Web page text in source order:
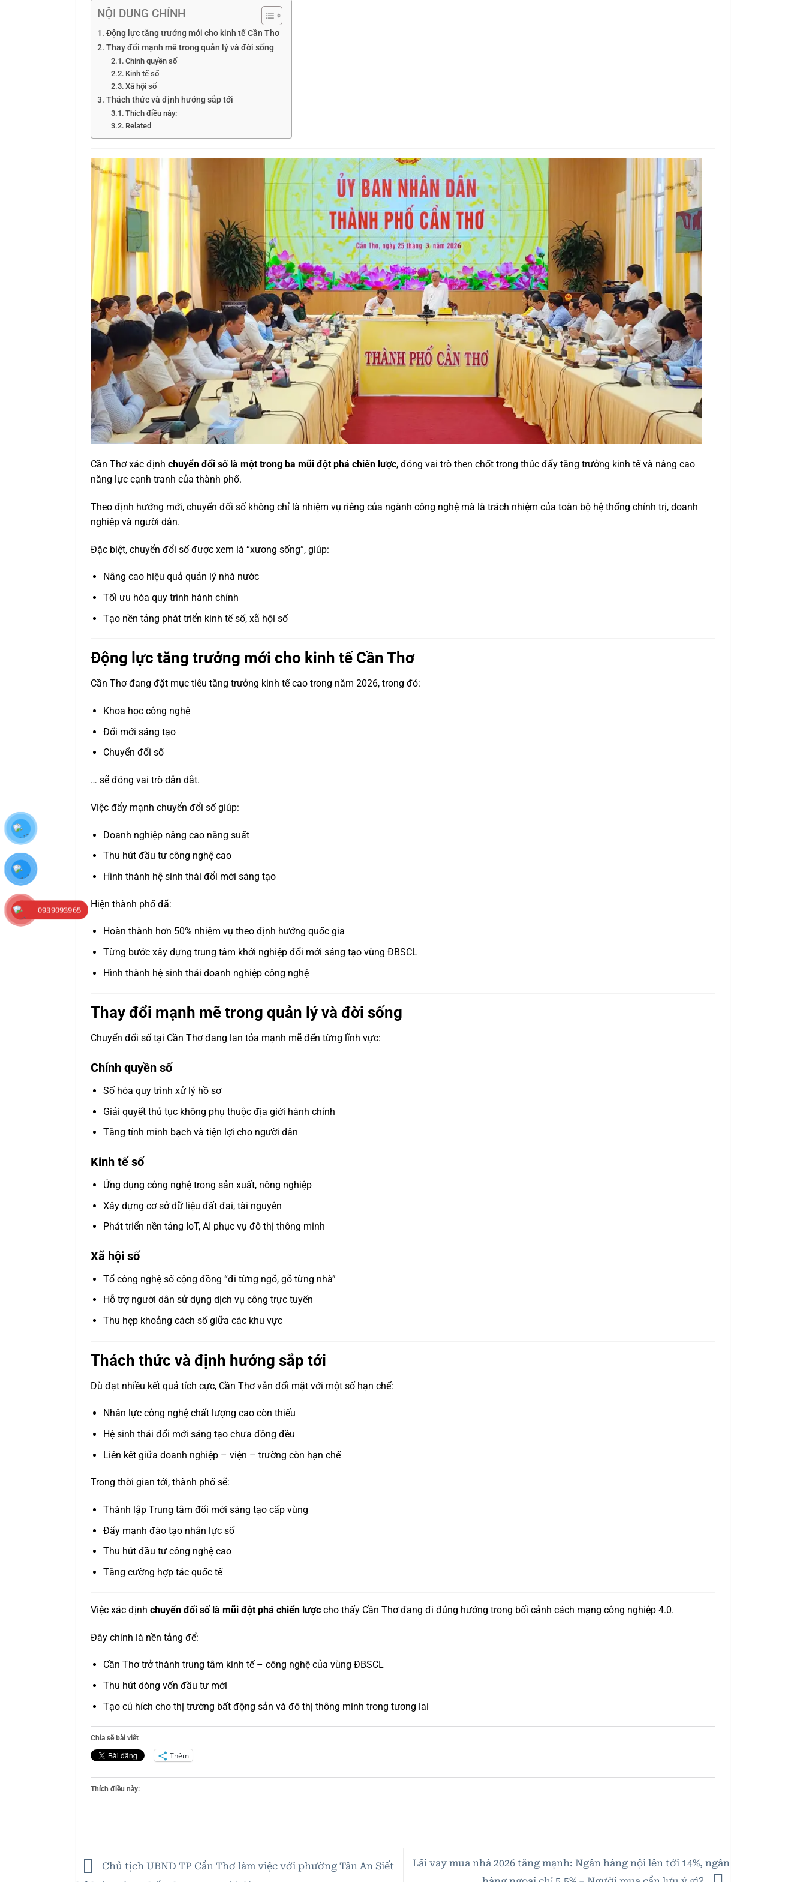
NỘI DUNG CHÍNH
Động lực tăng trưởng mới cho kinh tế Cần Thơ
Thay đổi mạnh mẽ trong quản lý và đời sống
Chính quyền số
Kinh tế số
Xã hội số
Thách thức và định hướng sắp tới
Thích điều này:
Related
Cần Thơ xác định chuyển đổi số là một trong ba mũi đột phá chiến lược, đóng vai trò then chốt trong thúc đẩy tăng trưởng kinh tế và nâng cao
năng lực cạnh tranh của thành phố.
Theo định hướng mới, chuyển đổi số không chỉ là nhiệm vụ riêng của ngành công nghệ mà là trách nhiệm của toàn bộ hệ thống chính trị, doanh
nghiệp và người dân.
Đặc biệt, chuyển đổi số được xem là “xương sống”, giúp:
Nâng cao hiệu quả quản lý nhà nước
Tối ưu hóa quy trình hành chính
Tạo nền tảng phát triển kinh tế số, xã hội số
Động lực tăng trưởng mới cho kinh tế Cần Thơ
Cần Thơ đang đặt mục tiêu tăng trưởng kinh tế cao trong năm 2026, trong đó:
Khoa học công nghệ
Đổi mới sáng tạo
Chuyển đổi số
… sẽ đóng vai trò dẫn dắt.
Việc đẩy mạnh chuyển đổi số giúp:
Doanh nghiệp nâng cao năng suất
Thu hút đầu tư công nghệ cao
Hình thành hệ sinh thái đổi mới sáng tạo
Hiện thành phố đã:
Hoàn thành hơn 50% nhiệm vụ theo định hướng quốc gia
Từng bước xây dựng trung tâm khởi nghiệp đổi mới sáng tạo vùng ĐBSCL
Hình thành hệ sinh thái doanh nghiệp công nghệ
Thay đổi mạnh mẽ trong quản lý và đời sống
Chuyển đổi số tại Cần Thơ đang lan tỏa mạnh mẽ đến từng lĩnh vực:
Chính quyền số
Số hóa quy trình xử lý hồ sơ
Giải quyết thủ tục không phụ thuộc địa giới hành chính
Tăng tính minh bạch và tiện lợi cho người dân
Kinh tế số
Ứng dụng công nghệ trong sản xuất, nông nghiệp
Xây dựng cơ sở dữ liệu đất đai, tài nguyên
Phát triển nền tảng IoT, AI phục vụ đô thị thông minh
Xã hội số
Tổ công nghệ số cộng đồng “đi từng ngõ, gõ từng nhà”
Hỗ trợ người dân sử dụng dịch vụ công trực tuyến
Thu hẹp khoảng cách số giữa các khu vực
Thách thức và định hướng sắp tới
Dù đạt nhiều kết quả tích cực, Cần Thơ vẫn đối mặt với một số hạn chế:
Nhân lực công nghệ chất lượng cao còn thiếu
Hệ sinh thái đổi mới sáng tạo chưa đồng đều
Liên kết giữa doanh nghiệp – viện – trường còn hạn chế
Trong thời gian tới, thành phố sẽ:
Thành lập Trung tâm đổi mới sáng tạo cấp vùng
Đẩy mạnh đào tạo nhân lực số
Thu hút đầu tư công nghệ cao
Tăng cường hợp tác quốc tế
Việc xác định chuyển đổi số là mũi đột phá chiến lược cho thấy Cần Thơ đang đi đúng hướng trong bối cảnh cách mạng công nghiệp 4.0.
Đây chính là nền tảng để:
Cần Thơ trở thành trung tâm kinh tế – công nghệ của vùng ĐBSCL
Thu hút dòng vốn đầu tư mới
Tạo cú hích cho thị trường bất động sản và đô thị thông minh trong tương lai
Chia sẽ bài viết
Thêm
Thích điều này:
Chủ tịch UBND TP Cần Thơ làm việc với phường Tân An Siết
Lãi vay mua nhà 2026 tăng mạnh: Ngân hàng nội lên tới 14%, ngân
0939093965